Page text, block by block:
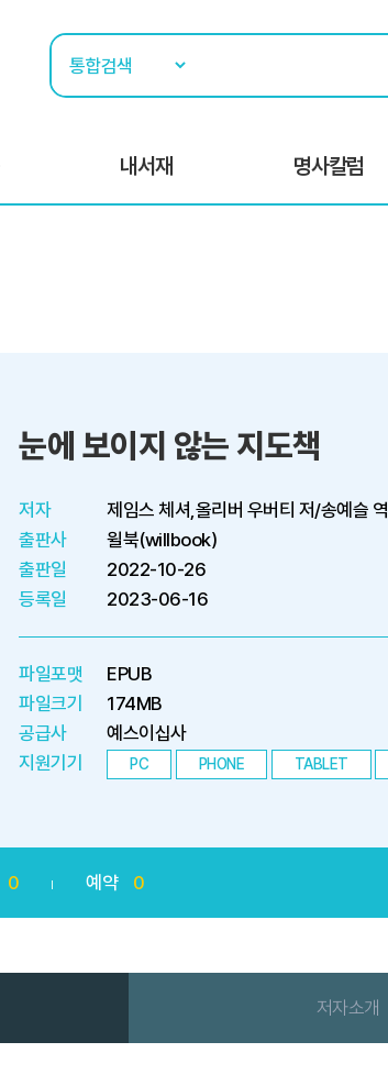
내서재 명사칼럼
눈에 보이지 않는 지도책
저자
제임스 체셔,올리버 우버티 저/송예슬 역
출판사
윌북(willbook)
출판일
2022-10-26
등록일
2023-06-16
파일포맷
EPUB
파일크기
174MB
공급사
예스이십사
지원기기
PC PHONE TABLET
0 예약 0
저자소개